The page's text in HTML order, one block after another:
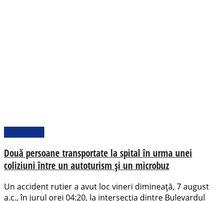
Două persoane transportate la spital în urma unei
coliziuni între un autoturism și un microbuz
Un accident rutier a avut loc vineri dimineață, 7 august
a.c., în jurul orei 04:20, la intersecția dintre Bulevardul